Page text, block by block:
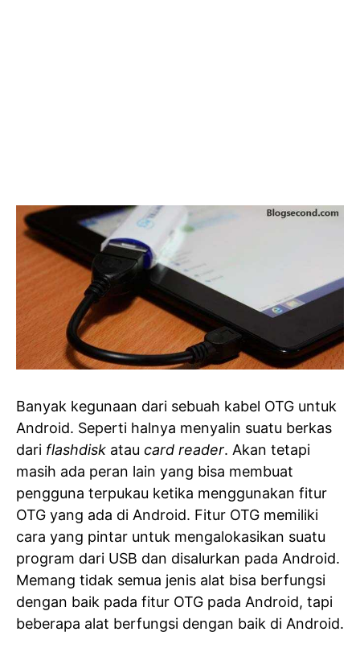
Banyak kegunaan dari sebuah kabel OTG untuk
Android. Seperti halnya menyalin suatu berkas
dari flashdisk atau card reader. Akan tetapi
masih ada peran lain yang bisa membuat
pengguna terpukau ketika menggunakan fitur
OTG yang ada di Android. Fitur OTG memiliki
cara yang pintar untuk mengalokasikan suatu
program dari USB dan disalurkan pada Android.
Memang tidak semua jenis alat bisa berfungsi
dengan baik pada fitur OTG pada Android, tapi
beberapa alat berfungsi dengan baik di Android.